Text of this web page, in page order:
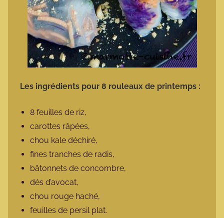
Les ingrédients pour 8 rouleaux de printemps :
8 feuilles de riz,
carottes râpées,
chou kale déchiré,
fines tranches de radis,
bâtonnets de concombre,
dés d’avocat,
chou rouge haché,
feuilles de persil plat.